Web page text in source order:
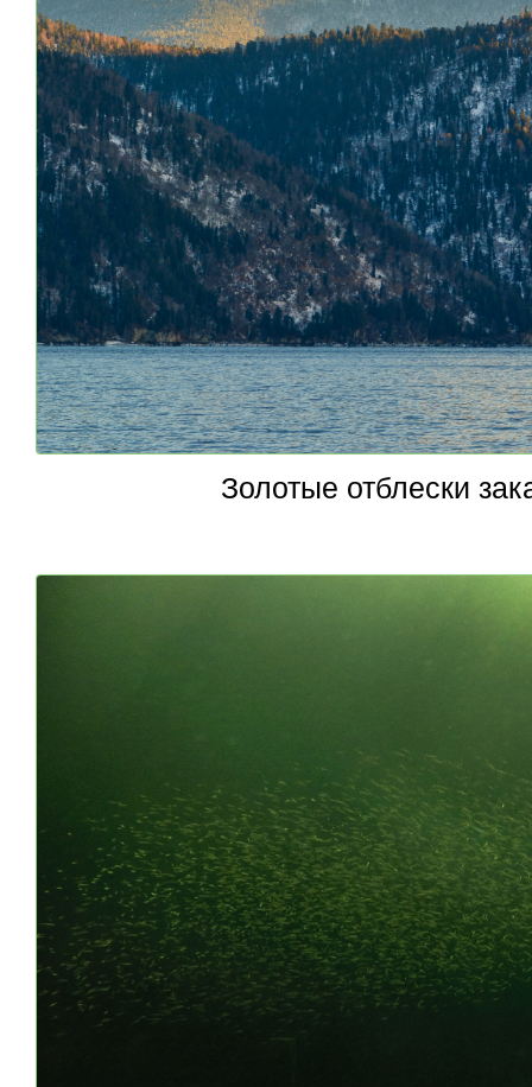
Золотые отблески